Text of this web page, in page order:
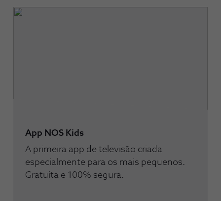
App NOS Kids
A primeira app de televisão criada
especialmente para os mais pequenos.
Gratuita e 100% segura.